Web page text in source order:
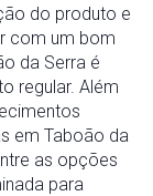
do produto e
com um bom
da Serra é
regular. Além
em Taboão da
as opções
para